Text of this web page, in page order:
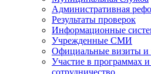
Административная
Результаты проверок
Информационные
Учрежденные СМИ
Официальные визиты и
Участие в программах
сотрудничество